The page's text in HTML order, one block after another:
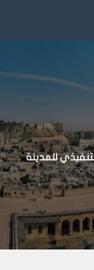
للمدينة